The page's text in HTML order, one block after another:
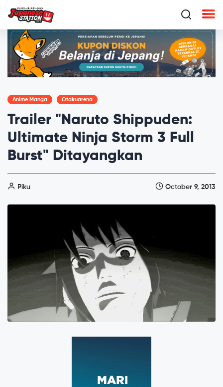
Anime Manga Otakuarena
Trailer "Naruto Shippuden:
Ultimate Ninja Storm 3 Full
Burst" Ditayangkan
Piku October 9, 2013